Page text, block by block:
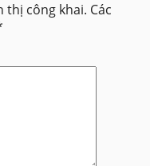
thị công khai. Các